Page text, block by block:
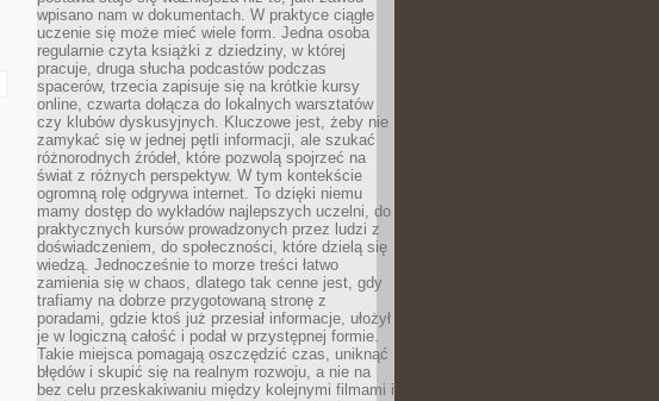
wpisano nam w dokumentach. W praktyce ciągłe
uczenie się może mieć wiele form. Jedna osoba
regularnie czyta książki z dziedziny, w której
pracuje, druga słucha podcastów podczas
spacerów, trzecia zapisuje się na krótkie kursy
online, czwarta dołącza do lokalnych warsztatów
czy klubów dyskusyjnych. Kluczowe jest, żeby nie
zamykać się w jednej pętli informacji, ale szukać
różnorodnych źródeł, które pozwolą spojrzeć na
świat z różnych perspektyw. W tym kontekście
ogromną rolę odgrywa internet. To dzięki niemu
mamy dostęp do wykładów najlepszych uczelni, do
praktycznych kursów prowadzonych przez ludzi z
doświadczeniem, do społeczności, które dzielą się
wiedzą. Jednocześnie to morze treści łatwo
zamienia się w chaos, dlatego tak cenne jest, gdy
trafiamy na dobrze przygotowaną stronę z
poradami, gdzie ktoś już przesiał informacje, ułożył
je w logiczną całość i podał w przystępnej formie.
Takie miejsca pomagają oszczędzić czas, uniknąć
błędów i skupić się na realnym rozwoju, a nie na
bez celu przeskakiwaniu między kolejnymi filmami i